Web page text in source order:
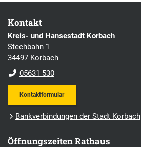
Kontakt
Kreis- und Hansestadt Korbach
Stechbahn 1
34497 Korbach
05631 530
Kontaktformular
Bankverbindungen der Stadt Korbach
Öffnungszeiten Rathaus